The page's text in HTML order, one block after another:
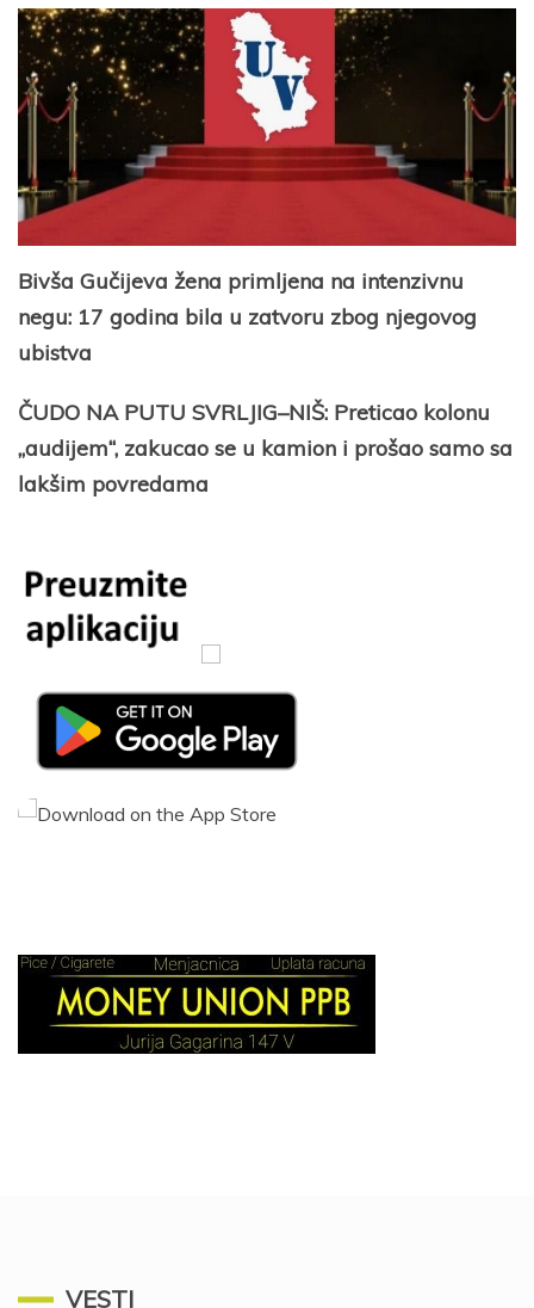
Bivša Gučijeva žena primljena na intenzivnu
negu: 17 godina bila u zatvoru zbog njegovog
ubistva
ČUDO NA PUTU SVRLJIG–NIŠ: Preticao kolonu
„audijem“, zakucao se u kamion i prošao samo sa
lakšim povredama
VESTI